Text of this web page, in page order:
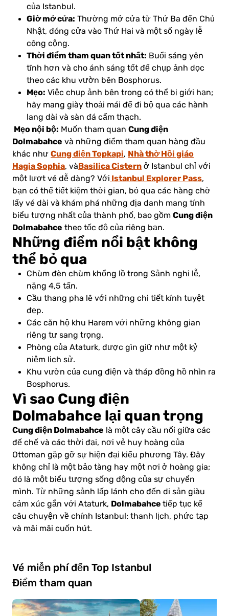
của Istanbul.
Giờ mở cửa: Thường mở cửa từ Thứ Ba đến Chủ
Nhật, đóng cửa vào Thứ Hai và một số ngày lễ
công cộng.
Thời điểm tham quan tốt nhất: Buổi sáng yên
tĩnh hơn và cho ánh sáng tốt để chụp ảnh dọc
theo các khu vườn bên Bosphorus.
Mẹo: Việc chụp ảnh bên trong có thể bị giới hạn;
hãy mang giày thoải mái để đi bộ qua các hành
lang dài và sàn đá cẩm thạch.
Mẹo nội bộ: Muốn tham quan Cung điện
Dolmabahce và những điểm tham quan hàng đầu
khác như Cung điện Topkapi, Nhà thờ Hồi giáo
Hagia Sophia, vàBasilica Cistern ở Istanbul chỉ với
một lượt vé dễ dàng? Với Istanbul Explorer Pass,
bạn có thể tiết kiệm thời gian, bỏ qua các hàng chờ
lấy vé dài và khám phá những địa danh mang tính
biểu tượng nhất của thành phố, bao gồm Cung điện
Dolmabahce theo tốc độ của riêng bạn.
Những điểm nổi bật không
thể bỏ qua
Chùm đèn chùm khổng lồ trong Sảnh nghi lễ,
nặng 4,5 tấn.
Cầu thang pha lê với những chi tiết kính tuyệt
đẹp.
Các căn hộ khu Harem với những không gian
riêng tư sang trọng.
Phòng của Ataturk, được gìn giữ như một kỷ
niệm lịch sử.
Khu vườn của cung điện và tháp đồng hồ nhìn ra
Bosphorus.
Vì sao Cung điện
Dolmabahce lại quan trọng
Cung điện Dolmabahce là một cây cầu nối giữa các
đế chế và các thời đại, nơi vẻ huy hoàng của
Ottoman gặp gỡ sự hiện đại kiểu phương Tây. Đây
không chỉ là một bảo tàng hay một nơi ở hoàng gia;
đó là một biểu tượng sống động của sự chuyển
mình. Từ những sảnh lấp lánh cho đến di sản giàu
cảm xúc gắn với Ataturk, Dolmabahce tiếp tục kể
câu chuyện về chính Istanbul: thanh lịch, phức tạp
và mãi mãi cuốn hút.
Vé miễn phí đến Top Istanbul
Điểm tham quan